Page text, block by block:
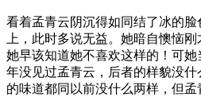
看着孟青云阴沉得如同结了冰的
上，此时多说无益。她暗自懊恼
她早该知道她不喜欢这样的！可
年没见过孟青云，后者的样貌没什
的味道都同以前没什么两样，但